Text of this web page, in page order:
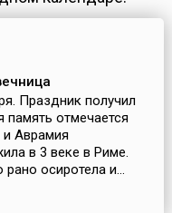
Праздник получил
память отмечается
Аврамия
в 3 веке в Риме.
осиротела и...